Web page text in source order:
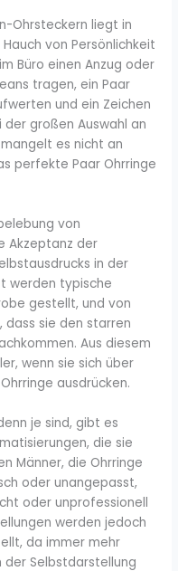
Ohrsteckern liegt in
von Persönlichkeit
Büro einen Anzug oder
tragen, ein Paar
und ein Zeichen
der großen Auswahl an
es nicht an
perfekte Paar Ohrringe
von
Akzeptanz der
in der
werden typische
gestellt, und von
dass sie den starren
Aus diesem
wenn sie sich über
ausdrücken.
je sind, gibt es
die sie
Männer, die Ohrringe
oder unangepasst,
oder unprofessionell
werden jedoch
da immer mehr
der Selbstdarstellung